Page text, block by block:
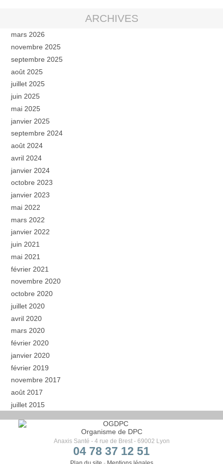
ARCHIVES
mars 2026
novembre 2025
septembre 2025
août 2025
juillet 2025
juin 2025
mai 2025
janvier 2025
septembre 2024
août 2024
avril 2024
janvier 2024
octobre 2023
janvier 2023
mai 2022
mars 2022
janvier 2022
juin 2021
mai 2021
février 2021
novembre 2020
octobre 2020
juillet 2020
avril 2020
mars 2020
février 2020
janvier 2020
février 2019
novembre 2017
août 2017
juillet 2015
Organisme de DPC
Anaxis Santé - 4 rue de Brest - 69002 Lyon
04 78 37 12 51